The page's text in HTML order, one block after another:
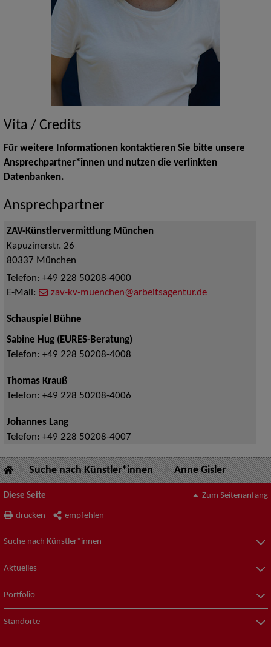
Vita / Credits
Für weitere Informationen kontaktieren Sie bitte unsere
Ansprechpartner*innen und nutzen die verlinkten
Datenbanken.
Ansprechpartner
ZAV-Künstlervermittlung München
Kapuzinerstr. 26
80337 München
Telefon: +49 228 50208-4000
E-Mail:
zav-kv-muenchen@arbeitsagentur.de
Schauspiel Bühne
Sabine Hug (EURES-Beratung)
Telefon: +49 228 50208-4008
Thomas Krauß
Telefon: +49 228 50208-4006
Johannes Lang
Telefon: +49 228 50208-4007
Suche nach Künstler*innen Anne Gisler
Diese Seite
drucken empfehlen
Zum Seitenanfang
Suche nach Künstler*innen
Aktuelles
Portfolio
Standorte